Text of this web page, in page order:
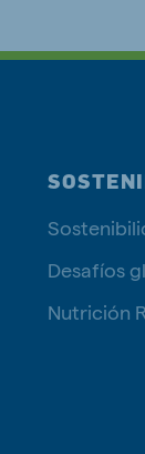
Desafíos
Nutrición